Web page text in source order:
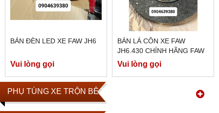
PHỤ TÙNG XE TRỘN BÊ TÔNG
BÁN ĐÈN LED XE FAW JH6
Vui lòng gọi
BÁN LÁ CÔN XE FAW
JH6.430 CHÍNH HÃNG FAW
Vui lòng gọi